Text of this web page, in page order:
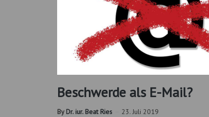
Beschwerde als E-Mail?
By Dr. iur. Beat Ries 23. Juli 2019